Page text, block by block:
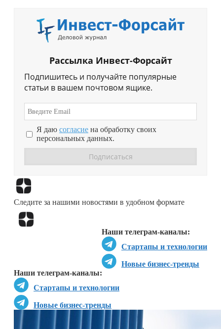
Рассылка Инвест-Форсайт
Подпишитесь и получайте популярные
статьи в вашем почтовом ящике.
Я даю согласие на обработку своих
персональных данных.
Следите за нашими новостями в удобном формате
Наши телеграм-каналы:
Стартапы и технологии
Новые бизнес-тренды
Наши телеграм-каналы:
Стартапы и технологии
Новые бизнес-тренды